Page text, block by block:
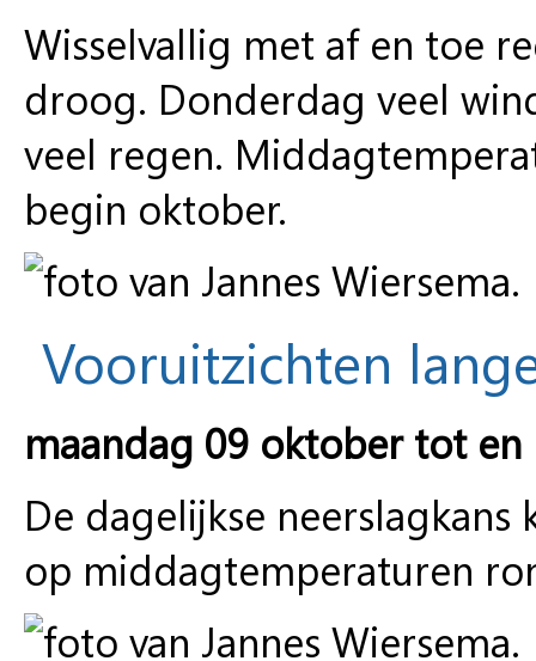
Wisselvallig met af en toe
droog. Donderdag veel
veel regen.
begin oktober.
Vooruitzichten
maandag 09 oktober tot
De dagelijkse
op middagtemperaturen